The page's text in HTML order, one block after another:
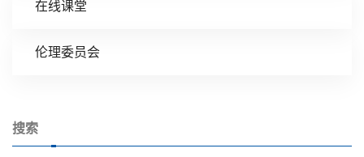
在线课堂
伦理委员会
搜索